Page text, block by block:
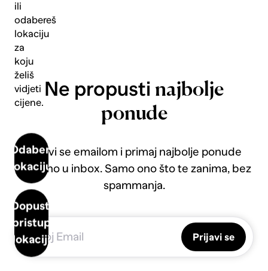
ili
odabereš
lokaciju
za
koju
želiš
vidjeti
cijene.
Odaberi
lokaciju
Dopusti
pristup
lokaciji
Ne propusti najbolje
ponude
Prijavi se emailom i primaj najbolje ponude
direktno u inbox. Samo ono što te zanima, bez
spammanja.
Prijavi se